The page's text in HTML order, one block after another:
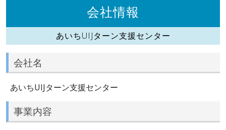
会社情報
あいちUIJターン支援センター
会社名
あいちUIJターン支援センター
事業内容